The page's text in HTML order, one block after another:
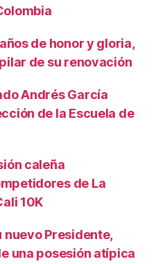
de honor y gloria,
de su renovación
Andrés García
de la Escuela de
caleña
de La
10K
nuevo Presidente,
una posesión atípica